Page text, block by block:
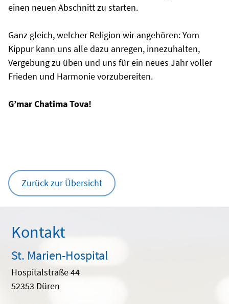
einen neuen Abschnitt zu starten.
Ganz gleich, welcher Religion wir angehören: Yom
Kippur kann uns alle dazu anregen, innezuhalten,
Vergebung zu üben und uns für ein neues Jahr voller
Frieden und Harmonie vorzubereiten.
G’mar Chatima Tova!
Zurück zur Übersicht
Kontakt
St. Marien-Hospital
Hospitalstraße 44
52353 Düren